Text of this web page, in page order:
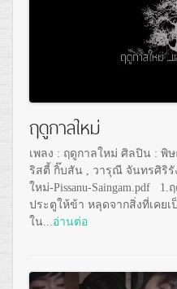
ฤดูกาลใหม่
เพลง : ฤดูกาลใหม่ ศิลปิน :
ริสตี้ กิ๊บสัน , วารุณี จันทรศิริรั
ใหม่-Pissanu-Saingam.pdf
ประตูให้ข้า หลุดจากสิ่งที่เคย
ใน...อ่านต่อ